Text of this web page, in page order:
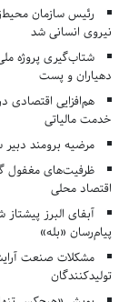
رئیس سازمان
نیروی انسانی شد
شتاب‌گیری پروژه
دهیاران و پست
هم‌افزایی اقتصادی
خدمت مالیاتی
مرضیه برومند
ظرفیت‌های مغفول
اقتصاد محلی
پیام‌رسان «بله»
مشکلات صنعت
تولیدکنندگان